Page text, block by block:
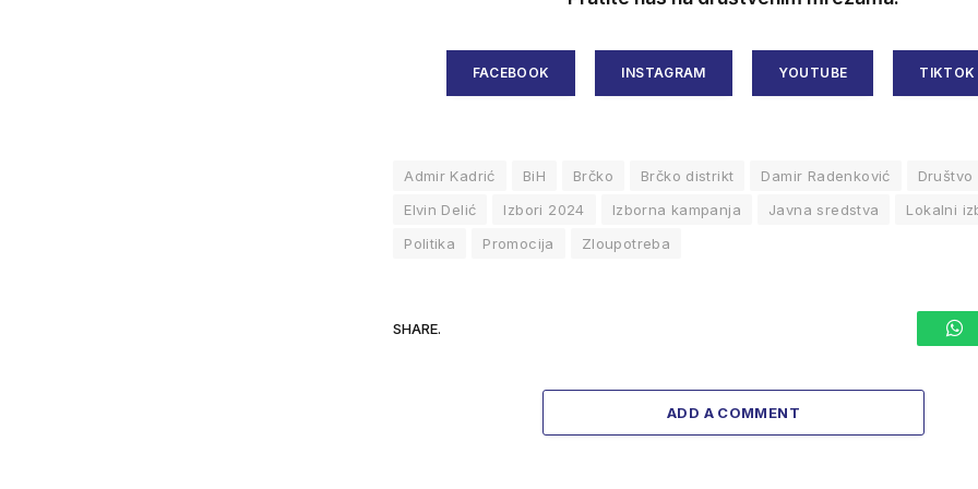
FACEBOOK INSTAGRAM YOUTUBE TIKTOK
Admir Kadrić BiH Brčko Brčko distrikt Damir Radenković
Društvo
Elvin Delić
Izbori 2024 Izborna kampanja Javna sredstva
Lokalni
Politika
Promocija Zloupotreba
SHARE.
ADD A COMMENT